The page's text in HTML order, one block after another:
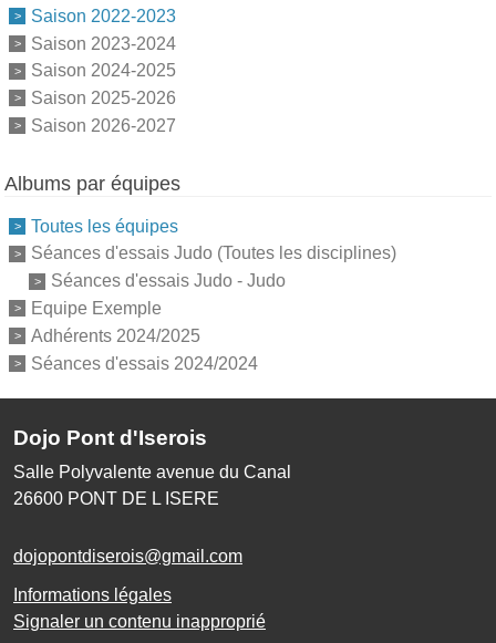
Saison 2022-2023
Saison 2023-2024
Saison 2024-2025
Saison 2025-2026
Saison 2026-2027
Albums par équipes
Toutes les équipes
Séances d'essais Judo (Toutes les disciplines)
Séances d'essais Judo - Judo
Equipe Exemple
Adhérents 2024/2025
Séances d'essais 2024/2024
Dojo Pont d'Iserois
Salle Polyvalente avenue du Canal
26600 PONT DE L ISERE
dojopontdiserois@gmail.com
Informations légales
Signaler un contenu inapproprié